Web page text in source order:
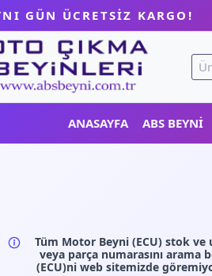
GÜN ÜCRETSİZ KARGO!
Ara:
ANASAYFA ABS BEYNI
Tüm Motor Beyni (ECU) stok ve
veya parça numarasını arama
(ECU)ni web sitemizde